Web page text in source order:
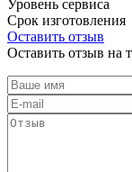
Уровень сервиса
Срок изготовления
Оставить отзыв
Оставить отзыв на